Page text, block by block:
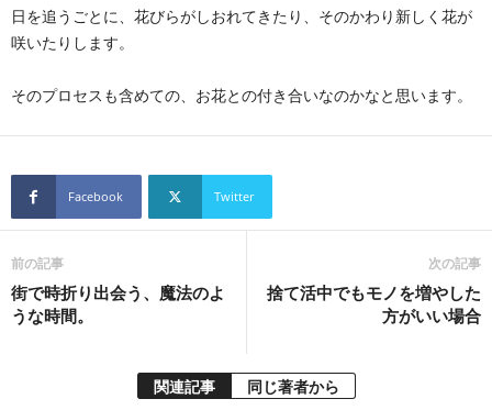
日を追うごとに、花びらがしおれてきたり、そのかわり新しく花が
咲いたりします。
そのプロセスも含めての、お花との付き合いなのかなと思います。
Facebook Twitter
前の記事
街で時折り出会う、魔法のよ
うな時間。
次の記事
捨て活中でもモノを増やした
方がいい場合
関連記事 同じ著者から